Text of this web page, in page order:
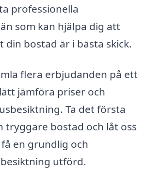
professionella
som kan hjälpa dig att
din bostad är i bästa skick.
flera erbjudanden på ett
jämföra priser och
Ta det första
tryggare bostad och låt oss
en grundlig och
utförd.